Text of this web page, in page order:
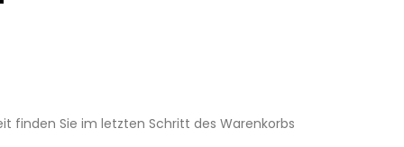
finden Sie im letzten Schritt des Warenkorbs